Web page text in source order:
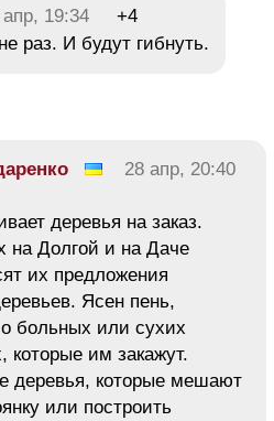
апр, 19:34
+4
раз. И будут гибнуть.
28 апр, 20:40
деревья на заказ.
на Долгой и на Даче
их предложения
Ясен пень,
больных или сухих
которые им закажут.
деревья, которые мешают
или построить